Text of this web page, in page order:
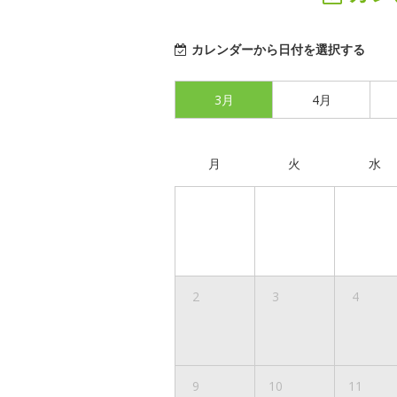
カレンダーから日付を選択する
3月 4月
月 火 水
2 3 4
9 10 11